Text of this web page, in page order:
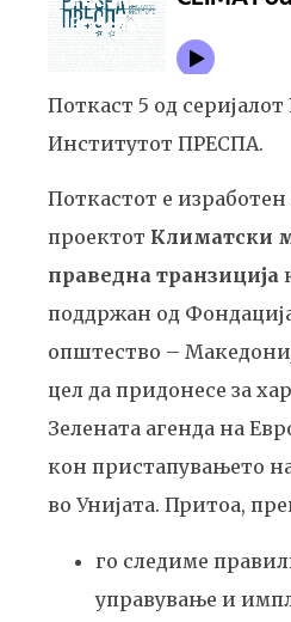
Поткаст 5 од
Институтот ПРЕСПА.
Поткастот е
проектот Климатски
праведна транзиција
поддржан од
општество –
цел да придонесе за
Зелената агенда на
кон пристапувањето
во Унијата. Притоа,
го следиме
управување и